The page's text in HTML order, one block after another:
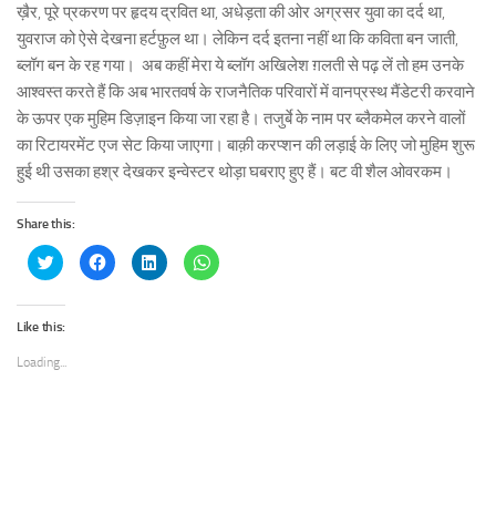
ख़ैर, पूरे प्रकरण पर हृदय द्रवित था, अधेड़ता की ओर अग्रसर युवा का दर्द था,
युवराज को ऐसे देखना हर्टफ़ुल था। लेकिन दर्द इतना नहीं था कि कविता बन जाती,
ब्लॉग बन के रह गया। अब कहीं मेरा ये ब्लॉग अखिलेश ग़लती से पढ़ लें तो हम उनके
आश्वस्त करते हैं कि अब भारतवर्ष के राजनैतिक परिवारों में वानप्रस्थ मैंडेटरी करवाने
के ऊपर एक मुहिम डिज़ाइन किया जा रहा है। तजुर्बे के नाम पर ब्लैकमेल करने वालों
का रिटायरमेंट एज सेट किया जाएगा। बाक़ी करप्शन की लड़ाई के लिए जो मुहिम शुरू
हुई थी उसका हश्र देखकर इन्वेस्टर थोड़ा घबराए हुए हैं। बट वी शैल ओवरकम।
Share this:
Click
to
share
Twitter
(Opens
window)
Click
to
share
Click
to
share
Click
to
Like this:
Loading...